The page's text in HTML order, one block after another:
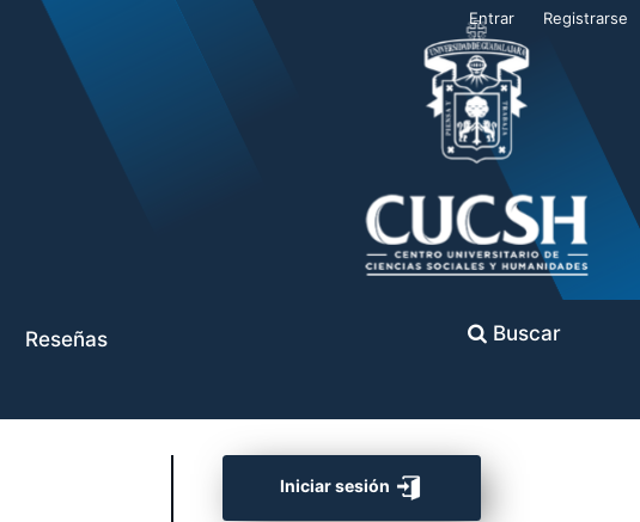
Reseñas Buscar
Entrar Registrarse
Iniciar sesión